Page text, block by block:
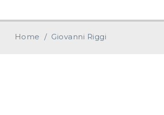
Home / Giovanni Riggi